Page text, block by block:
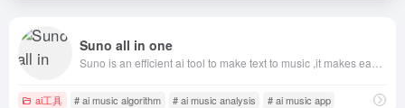
Suno all in one
ai工具 # ai music algorithm # ai music analysis # ai music app